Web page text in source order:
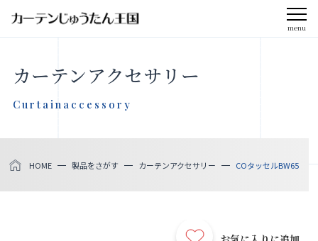
menu
会社案内
お知らせ
カーテンアクセサリー
Curtainaccessory
HOME 製品をさがす カーテンアクセサリー COタッセルBW65